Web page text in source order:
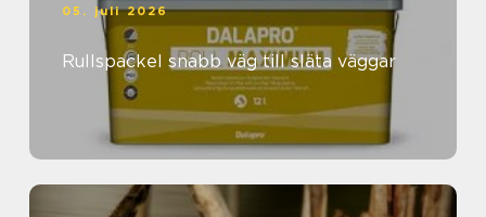
05. juli 2026
Rullspackel snabb väg till släta väggar